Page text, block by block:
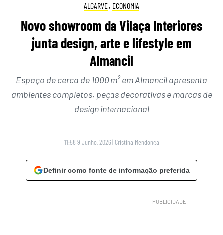
ALGARVE, ECONOMIA
Novo showroom da Vilaça Interiores
junta design, arte e lifestyle em
Almancil
Espaço de cerca de 1000 m² em Almancil apresenta
ambientes completos, peças decorativas e marcas de
design internacional
11:58 9 Junho, 2026 | Cristina Mendonça
Definir como fonte de informação preferida